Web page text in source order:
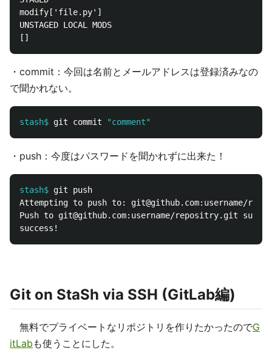
modify['file.py']
UNSTAGED LOCAL MODS
・commit：今回は名前とメールアドレスは登録済みなの
で聞かれない。
stash$ git commit "comment"
・push：今度はパスワードを聞かれずに出来た！
stash$
Attempting to push to: git@github.com:username/
Push to git@github.com:username/repositry.git
Git on StaSh via SSH (GitLab編)
無料でプライベートなリポジトリを作りたかったのでG
itLab も使うことにした。